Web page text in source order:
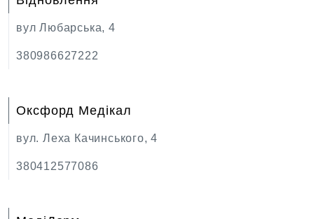
вул Любарська, 4
380986627222
Оксфорд Медікал
вул. Леха Качинського, 4
380412577086